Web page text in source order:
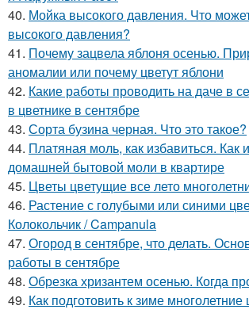
40. Мойка высокого давления. Что
высокого давления?
41. Почему зацвела яблоня осенью.
аномалии или почему цветут яблони
42. Какие работы проводить на даче в
в цветнике в сентябре
43. Сорта бузина черная. Что это такое?
44. Платяная моль, как избавиться. Как
домашней бытовой моли в квартире
45. Цветы цветущие все лето
46. Растение с голубыми или синими
Колокольчик / Campanula
47. Огород в сентябре, что делать.
работы в сентябре
48. Обрезка хризантем осенью. Когда
49. Как подготовить к зиме многолетние